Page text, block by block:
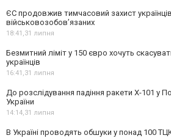
ЄС продовжив тимчасовий захист
військовозобов’язаних
18:41,31 липня
Безмитний ліміт у 150 євро хочуть
українців
16:41,31 липня
До розслідування падіння ракети Х-101 у
України
14:14,31 липня
В Україні проводять обшуки у понад 100